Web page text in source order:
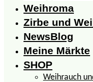
Weihroma
Zirbe und
NewsBlog
Meine Märkte
SHOP
Weihrauch